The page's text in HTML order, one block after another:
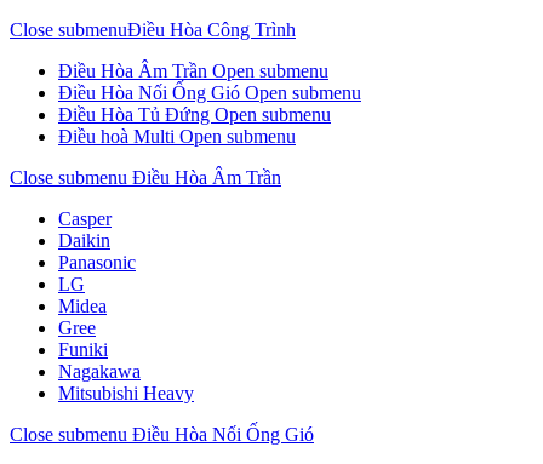
Close submenuĐiều Hòa Công Trình
Điều Hòa Âm Trần Open submenu
Điều Hòa Nối Ống Gió Open submenu
Điều Hòa Tủ Đứng Open submenu
Điều hoà Multi Open submenu
Close submenu Điều Hòa Âm Trần
Casper
Daikin
Panasonic
LG
Midea
Gree
Funiki
Nagakawa
Mitsubishi Heavy
Close submenu Điều Hòa Nối Ống Gió